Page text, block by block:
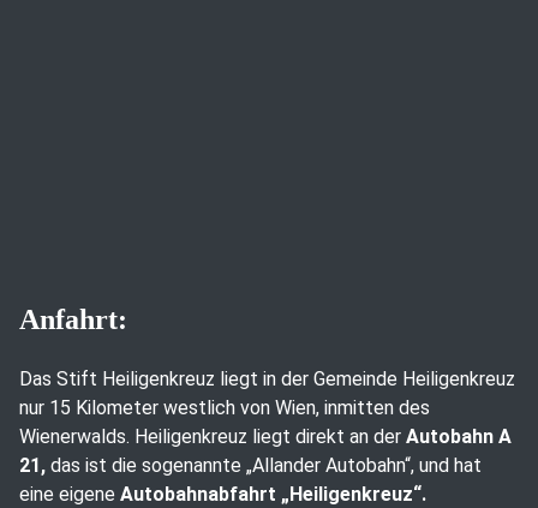
Anfahrt:
Das Stift Heiligenkreuz liegt in der Gemeinde Heiligenkreuz
nur 15 Kilometer westlich von Wien, inmitten des
Wienerwalds. Heiligenkreuz liegt direkt an der Autobahn A
21, das ist die sogenannte „Allander Autobahn“, und hat
eine eigene Autobahnabfahrt „Heiligenkreuz“.